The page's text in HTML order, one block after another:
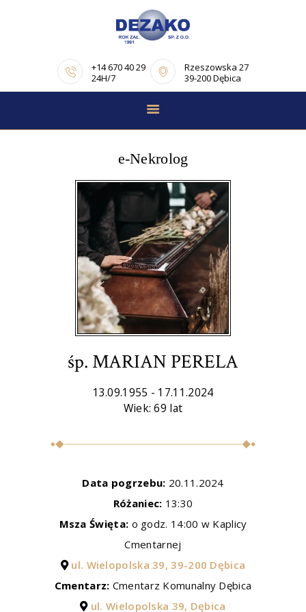
+14 670 40 29
24H/7
Rzeszowska 27
39-200 Dębica
STRONA GŁÓWNA
OFERTA
PORADNIK
POGRZEBOWY
OPINIE
KONTAKT
e-Nekrolog
śp. MARIAN PERELA
13.09.1955 - 17.11.2024
Wiek: 69 lat
Data pogrzebu: 20.11.2024
Różaniec: 13:30
Msza Święta: o godz. 14:00 w Kaplicy
Cmentarnej
ul. Wielopolska 39, 39-200 Dębica
Cmentarz: Cmentarz Komunalny Dębica
ul. Wielopolska 39, Dębica